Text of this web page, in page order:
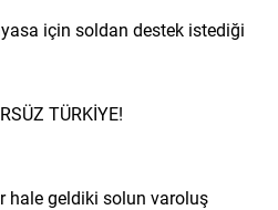
için soldan destek istediği
TÜRKİYE!
hale geldiki solun varoluş